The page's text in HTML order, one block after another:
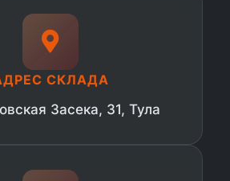
СКЛАДА
Засека, 31, Тула